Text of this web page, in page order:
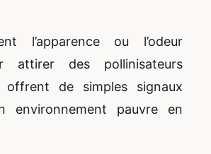
l’apparence ou l’odeur
attirer des pollinisateurs
offrent de simples signaux
environnement pauvre en